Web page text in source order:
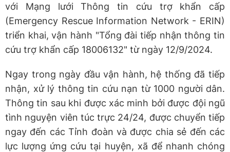
với Mạng lưới Thông tin cứu trợ khẩn cấp
(Emergency Rescue Information Network - ERIN)
triển khai, vận hành "Tổng đài tiếp nhận thông tin
cứu trợ khẩn cấp 18006132" từ ngày 12/9/2024.
Ngay trong ngày đầu vận hành, hệ thống đã tiếp
nhận, xử lý thông tin cứu nạn từ 1000 người dân.
Thông tin sau khi được xác minh bởi được đội ngũ
tình nguyện viên túc trực 24/24, được chuyển tiếp
ngay đến các Tỉnh đoàn và được chia sẻ đến các
lực lượng ứng cứu tại huyện, xã để nhanh chóng